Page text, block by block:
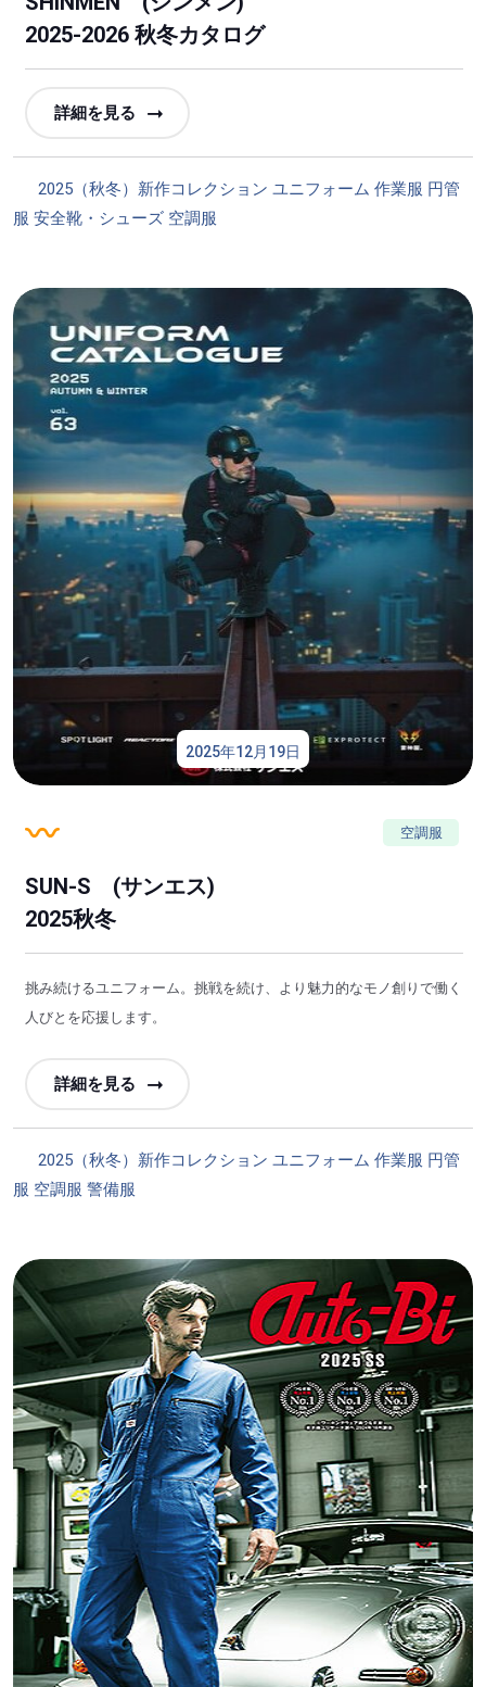
2025-2026 秋冬カタログ
詳細を見る
カ
テ
ー
2025（秋冬）新作コレクション ユニフォーム 作業服 円管
服 安全靴・シューズ 空調服
2025年12月19日
空調服
SUN-S (サンエス)
2025秋冬
挑み続けるユニフォーム。挑戦を続け、より魅力的なモノ創りで働く
人びとを応援します。
詳細を見る
カ
テ
2025（秋冬）新作コレクション ユニフォーム 作業服 円管
服 空調服 警備服